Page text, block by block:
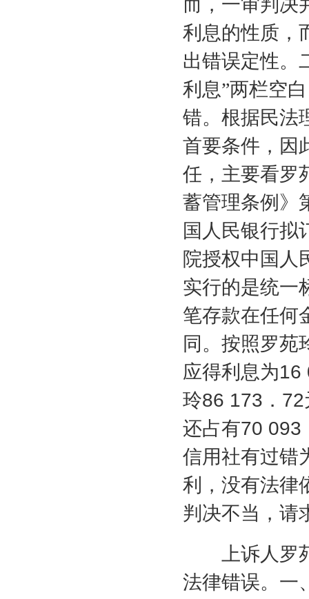
而，一审判决
利息的性质，
出错误定性。
利息”两栏空
错。根据民法
首要条件，因
任，主要看罗
蓄管理条例》
国人民银行拟
院授权中国人
实行的是统一
笔存款在任何
同。按照罗苑
应得利息为16
玲86 173 ． 72
还占有70 093
信用社有过错
利，没有法律
判决不当，请
上诉人罗苑
法律错误。一